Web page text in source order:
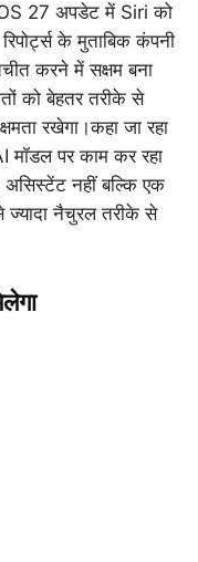
27 अपडेट में Siri को
के मुताबिक कंपनी
करने में सक्षम बना
को बेहतर तरीके से
रखेगा।कहा जा रहा
पर काम कर रहा
असिस्टेंट नहीं बल्कि एक
ज्यादा नैचुरल तरीके से